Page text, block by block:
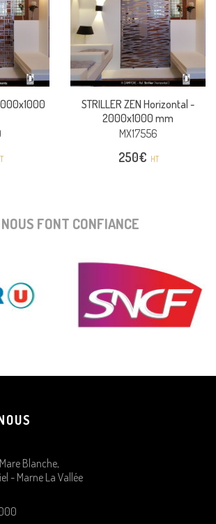
STRILLER ZEN Horizontal -
2000x1000 mm
MX17556
250€ HT
FONT CONFIANCE
Blanche,
- Marne La Vallée